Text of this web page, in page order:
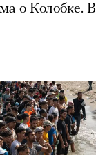
о Колобке.